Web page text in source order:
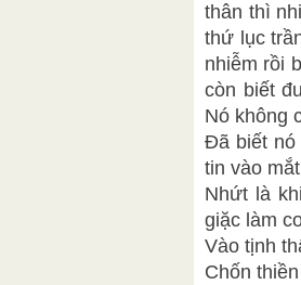
thân thì
thứ lục
nhiễm rồi
còn biết
Nó không
Đã biết nó
tin vào
Nhứt là
giặc làm
Vào tịnh
Chốn